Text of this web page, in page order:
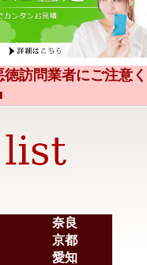
訪問業者にご注意く
奈良
京都
愛知